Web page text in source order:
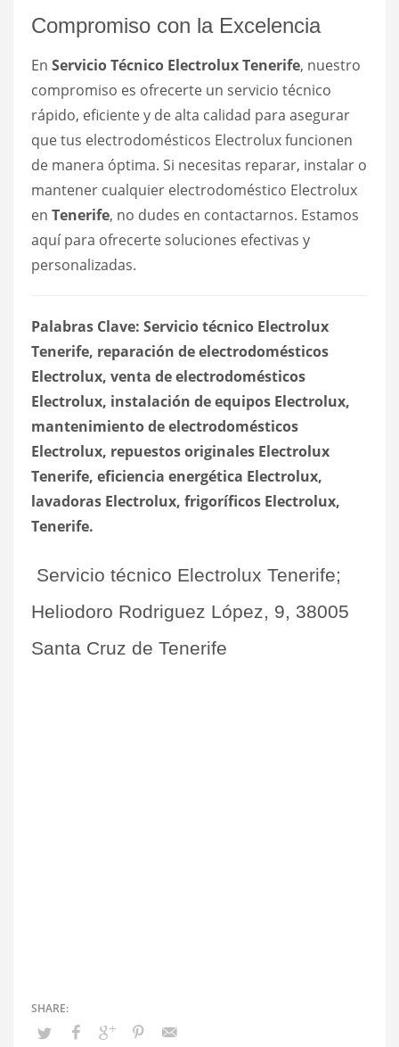
Compromiso con la Excelencia
En Servicio Técnico Electrolux Tenerife, nuestro
compromiso es ofrecerte un servicio técnico
rápido, eficiente y de alta calidad para asegurar
que tus electrodomésticos Electrolux funcionen
de manera óptima. Si necesitas reparar, instalar o
mantener cualquier electrodoméstico Electrolux
en Tenerife, no dudes en contactarnos. Estamos
aquí para ofrecerte soluciones efectivas y
personalizadas.
Palabras Clave: Servicio técnico Electrolux
Tenerife, reparación de electrodomésticos
Electrolux, venta de electrodomésticos
Electrolux, instalación de equipos Electrolux,
mantenimiento de electrodomésticos
Electrolux, repuestos originales Electrolux
Tenerife, eficiencia energética Electrolux,
lavadoras Electrolux, frigoríficos Electrolux,
Tenerife.
Servicio técnico Electrolux Tenerife;
Heliodoro Rodriguez López, 9, 38005
Santa Cruz de Tenerife